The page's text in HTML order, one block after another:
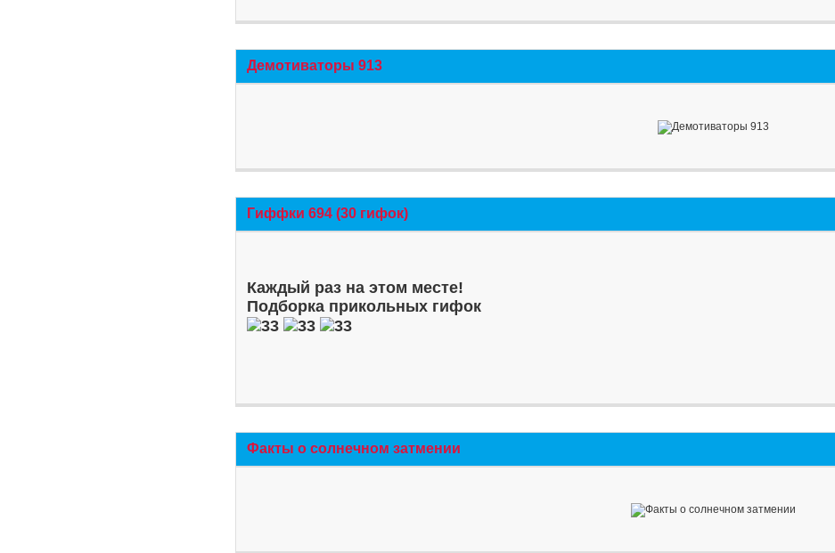
Демотиваторы 913
Гиффки 694 (30 гифок)
Каждый раз на этом месте!
Подборка прикольных гифок
Факты о солнечном затмении